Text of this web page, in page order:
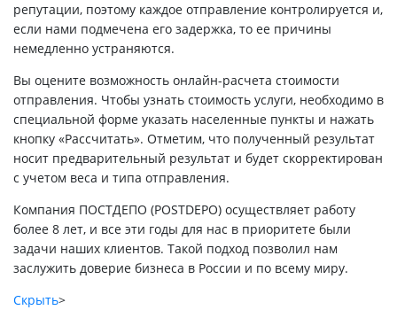
репутации, поэтому каждое отправление контролируется и,
если нами подмечена его задержка, то ее причины
немедленно устраняются.
Вы оцените возможность онлайн-расчета стоимости
отправления. Чтобы узнать стоимость услуги, необходимо в
специальной форме указать населенные пункты и нажать
кнопку «Рассчитать». Отметим, что полученный результат
носит предварительный результат и будет скорректирован
с учетом веса и типа отправления.
Компания ПОСТДЕПО (POSTDEPO) осуществляет работу
более 8 лет, и все эти годы для нас в приоритете были
задачи наших клиентов. Такой подход позволил нам
заслужить доверие бизнеса в России и по всему миру.
Скрыть>